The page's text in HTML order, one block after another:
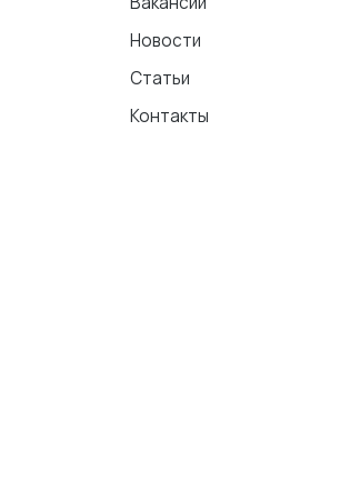
Новости
Статьи
Контакты